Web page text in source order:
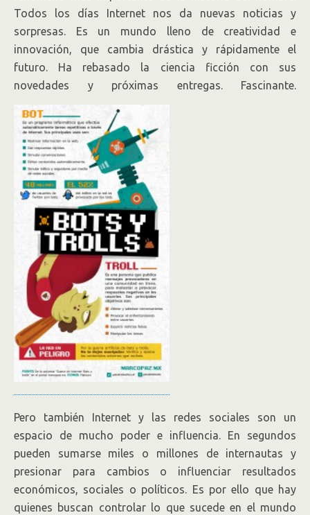
Todos los días Internet nos da nuevas noticias y
sorpresas. Es un mundo lleno de creatividad e
innovación, que cambia drástica y rápidamente el
futuro. Ha rebasado la ciencia ficción con sus
novedades y próximas entregas. Fascinante.
Pero también Internet y las redes sociales son un
espacio de mucho poder e influencia. En segundos
pueden sumarse miles o millones de internautas y
presionar para cambios o influenciar resultados
económicos, sociales o políticos. Es por ello que hay
quienes buscan controlar lo que sucede en el mundo